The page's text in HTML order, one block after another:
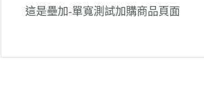
這是壘加-單寬測試加購商品頁面